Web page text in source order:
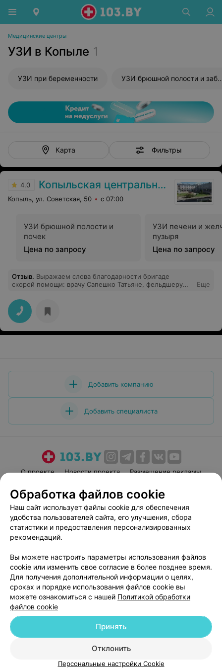
Медицинские центры
УЗИ в Копыле 1
УЗИ при беременности УЗИ брюшной полости и забрюшиного пространства
Карта Фильтры
4.0 Копыльская центральная районная больница
Копыль, ул. Советская, 50 с 07:00
УЗИ брюшной полости и
почек
Цена по запросу
УЗИ печени и
пузыря
Цена по запросу
Отзыв. Выражаем слова благодарности бригаде
скорой помощи: врачу Сапешко Татьяне, фельдшеру
Владимиру за квалифицированную помощь нашей
маме Шидловской Леониде Ивановне, проживающей в
д.Скабин.Спасибо им за чуткое и внимательное
отношение,за доброту и внимательность.
Еще
Добавить компанию
Добавить специалиста
О проекте Новости проекта
Размещение рекламы
Пользовательское соглашение
Способы оплаты
Вакансии
Партнеры
Написать руководителю 103.by
Персональные настройки cookie
Обработка персональных данных
© 2026 ООО «Артокс Лаб», УНП 191700409| 220012, Республика Беларусь,
г. Минск, улица Толбухина, 2, пом. 16 | help@103.by
Служба поддержки +375 291212755
Обработка файлов cookie
Наш сайт использует файлы cookie для обеспечения
удобства пользователей сайта, его улучшения, сбора
статистики и предоставления персонализированных
рекомендаций.
Вы можете настроить параметры использования файлов
cookie или изменить свое согласие в более позднее время.
Для получения дополнительной информации о целях,
сроках и порядке использования файлов cookie вы
можете ознакомиться с нашей Политикой обработки
файлов cookie
Отклонить
Принять
Персональные настройки Cookie